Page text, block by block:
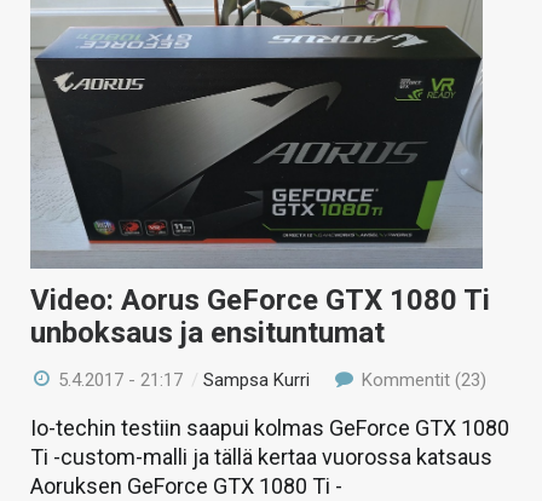
Video: Aorus GeForce GTX 1080 Ti
unboksaus ja ensituntumat
5.4.2017 - 21:17 /Sampsa Kurri Kommentit (23)
Io-techin testiin saapui kolmas GeForce GTX 1080
Ti -custom-malli ja tällä kertaa vuorossa katsaus
Aoruksen GeForce GTX 1080 Ti -